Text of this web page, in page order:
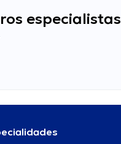
especialistas